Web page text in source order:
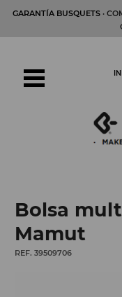
GARANTÍA BUSQUETS·
Bolsa
Mamut
REF. 39509706